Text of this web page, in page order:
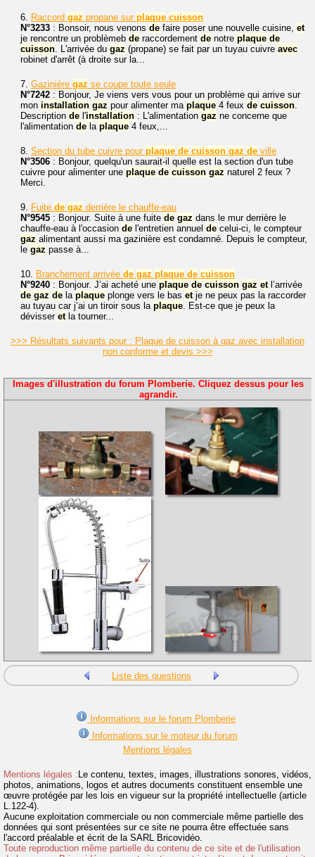
6. Raccord gaz propane sur plaque cuisson
N°3233 : Bonsoir, nous venons de faire poser une nouvelle cuisine, et
je rencontre un problèmeb de raccordement de notre plaque de
cuisson. L'arrivée du gaz (propane) se fait par un tuyau cuivre avec
robinet d'arrêt (à droite sur la...
7. Gazinière gaz se coupe toute seule
N°7242 : Bonjour, Je viens vers vous pour un problème qui arrive sur
mon installation gaz pour alimenter ma plaque 4 feux de cuisson.
Description de l'installation : L'alimentation gaz ne concerne que
l'alimentation de la plaque 4 feux,...
8. Section du tube cuivre pour plaque de cuisson gaz de ville
N°3506 : Bonjour, quelqu'un saurait-il quelle est la section d'un tube
cuivre pour alimenter une plaque de cuisson gaz naturel 2 feux ?
Merci.
9. Fuite de gaz derrière le chauffe-eau
N°9545 : Bonjour. Suite à une fuite de gaz dans le mur derrière le
chauffe-eau à l'occasion de l'entretien annuel de celui-ci, le compteur
gaz alimentant aussi ma gazinière est condamné. Depuis le compteur,
le gaz passe à...
10. Branchement arrivée de gaz plaque de cuisson
N°9240 : Bonjour. J’ai acheté une plaque de cuisson gaz etl’arrivée
de gaz de la plaque plonge vers le bas etje ne peux pas la raccorder
au tuyau car j’ai un tiroir sous la plaque. Est-ce que je peux la
dévisser etla tourner...
>>> Résultats suivants pour : Plaque de cuisson à gaz avec installation
non conforme et devis >>>
Images d'illustration du forum Plomberie. Cliquez dessus pour les
agrandir.
Liste des questions
Informations sur le forum Plomberie
Informations sur le moteur du forum
Mentions légales
Mentions légales :Le contenu, textes, images, illustrations sonores, vidéos,
photos, animations, logos et autres documents constituent ensemble une
œuvre protégée par les lois en vigueur sur la propriété intellectuelle (article
L.122-4).
Aucune exploitation commerciale ou non commerciale même partielle des
données qui sont présentées sur ce site ne pourra être effectuée sans
l'accord préalable et écrit de la SARL Bricovidéo.
Toute reproduction même partielle du contenu de ce site et de l'utilisation